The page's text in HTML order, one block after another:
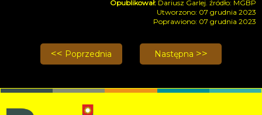
Dariusz Garlej. źródło: MGBP
Utworzono: 07 grudnia 2023
Poprawiono: 07 grudnia 2023
Poprzednia strona: Podwieczorek z Gwiazdą -
Poprzednia Następna strona:
Następna